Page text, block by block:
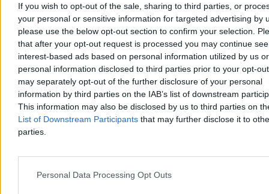
If you wish to opt-out of the sale, sharing to third parties, or
your personal or sensitive information for targeted advertising by
please use the below opt-out section to confirm your selection.
that after your opt-out request is processed you may continue
interest-based ads based on personal information utilized by us or
personal information disclosed to third parties prior to your opt-
may separately opt-out of the further disclosure of your personal
information by third parties on the IAB’s list of downstream
This information may also be disclosed by us to third parties on
List of Downstream Participants that may further disclose it to
parties.
Personal Data Processing Opt Outs
Wojna w Ukrainie. Drony zniszczyły S-400 i trzy
rosyjskie statki na Morzu Czarnym
Drony trafiły też w tankowiec i dwa masowce na Morzu Czarnym –